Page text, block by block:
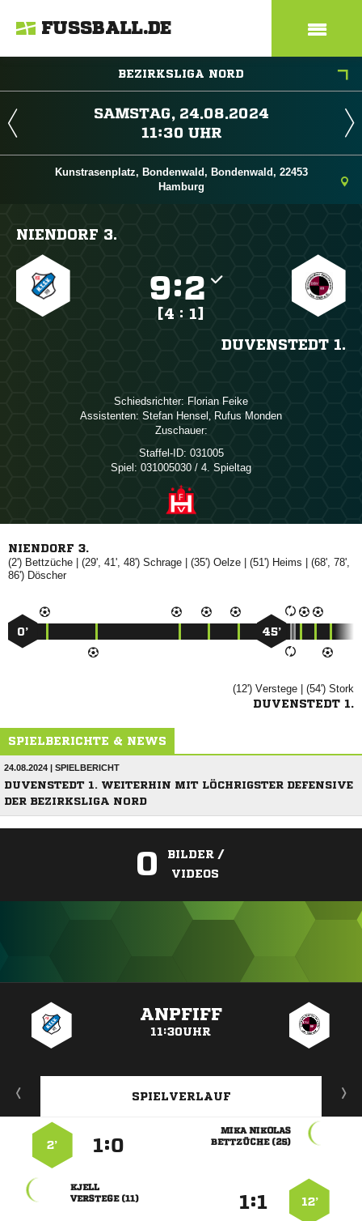
FUSSBALL.DE
BEZIRKSLIGA NORD
 
 
Kunstrasenplatz, Bondenwald, Bondenwald, 22453
Hamburg
NIENDORF 3.
:
[4 : 1]
DUVENSTEDT 1.
Schiedsrichter:  
Assistenten:   ,  
Zuschauer:
Staffel-ID: 031005
Spiel: 031005030 / 4. Spieltag
NIENDORF 3.
(2')  | (29', 41', 48')  | (35')  | (51')  | (68', 78',
86') 
0’ 45’
(12')  | (54') 
DUVENSTEDT 1.
SPIELBERICHTE & NEWS
24.08.2024 | SPIELBERICHT
DUVENSTEDT 1. WEITERHIN MIT LÖCHRIGSTER DEFENSIVE
DER BEZIRKSLIGA NORD
0
BILDER /
VIDEOS
ANPFIFF
11:30UHR
SPIELVERLAUF
 
 
:
2’
12’
:

 